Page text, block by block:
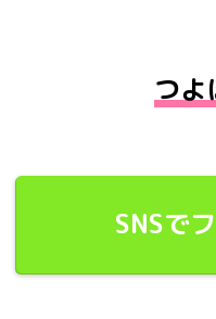
つ
SNSで